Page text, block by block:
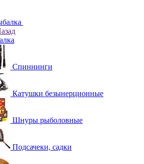
Спиннинги
Катушки безынерционные
Шнуры рыболовные
Подсачеки, садки